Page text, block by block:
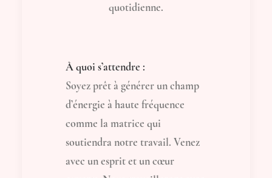
quotidienne.
À quoi s’attendre :
Soyez prêt à générer un champ
d’énergie à haute fréquence
comme la matrice qui
soutiendra notre travail. Venez
avec un esprit et un cœur